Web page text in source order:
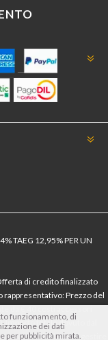
TAEG 12,95% PER UN
di credito finalizzato
rappresentativo: Prezzo del
totale dovuto dal
a 90 giorni. Al fine di gestire
funzionamento, di
dei dati
per pubblicità mirata.